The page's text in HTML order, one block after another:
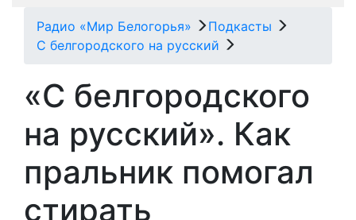
Радио «Мир Белогорья»
Подкасты
С белгородского на русский
«С белгородского
на русский». Как
пральник помогал
стирать